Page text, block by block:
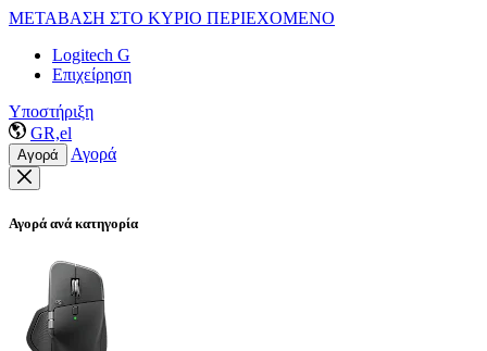
ΜΕΤΑΒΑΣΗ ΣΤΟ ΚΥΡΙΟ ΠΕΡΙΕΧΟΜΕΝΟ
Logitech G
Επιχείρηση
Υποστήριξη
GR,el
Αγορά Αγορά
Αγορά ανά κατηγορία